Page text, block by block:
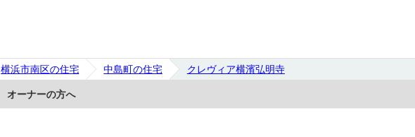
横浜市南区の住宅 中島町の住宅 クレヴィア横濱弘明寺
オーナーの方へ